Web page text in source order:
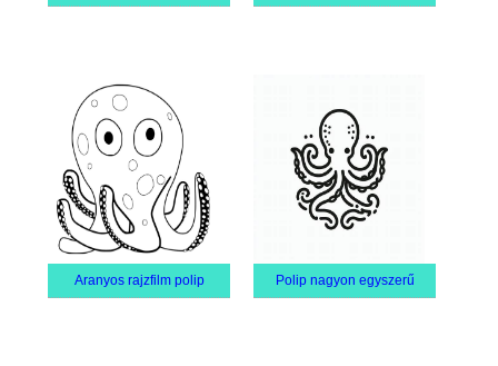
Aranyos rajzfilm polip Polip nagyon egyszerű